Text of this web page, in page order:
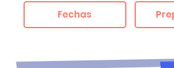
Fechas